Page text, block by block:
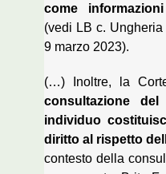
come
(vedi LB c. Ungheria
9 marzo 2023).
(…) Inoltre, la
consultazione
individuo
diritto al rispetto
contesto della